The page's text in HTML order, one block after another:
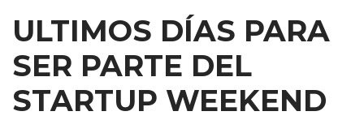
ULTIMOS DÍAS PARA
SER PARTE DEL
STARTUP WEEKEND